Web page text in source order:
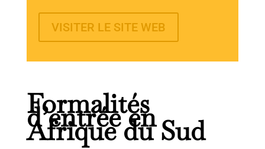
VISITER LE SITE WEB
Formalités
d’entrée en
Afrique du Sud